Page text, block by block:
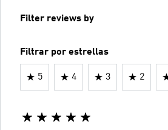
Filter reviews by
Filtrar por estrellas
5 4 3 2